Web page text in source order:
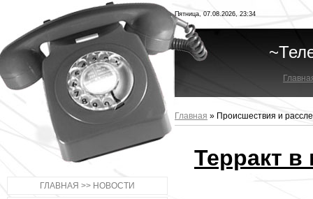
ГЛАВНАЯ >> НОВОСТИ
Пятница, 07.08.2026, 23:34
Главная » Происшествия и
Терракт в